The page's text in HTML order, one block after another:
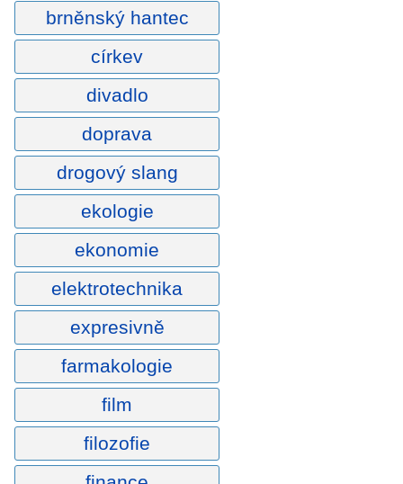
brněnský hantec
církev
divadlo
doprava
drogový slang
ekologie
ekonomie
elektrotechnika
expresivně
farmakologie
film
filozofie